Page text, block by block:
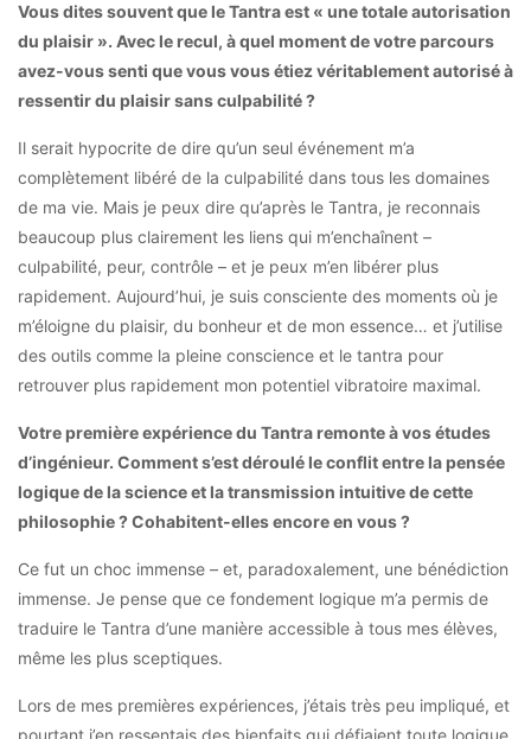
Vous dites souvent que le Tantra est « une totale autorisation
du plaisir ». Avec le recul, à quel moment de votre parcours
avez-vous senti que vous vous étiez véritablement autorisé à
ressentir du plaisir sans culpabilité ?
Il serait hypocrite de dire qu’un seul événement m’a
complètement libéré de la culpabilité dans tous les domaines
de ma vie. Mais je peux dire qu’après le Tantra, je reconnais
beaucoup plus clairement les liens qui m’enchaînent –
culpabilité, peur, contrôle – et je peux m’en libérer plus
rapidement. Aujourd’hui, je suis consciente des moments où je
m’éloigne du plaisir, du bonheur et de mon essence… et j’utilise
des outils comme la pleine conscience et le tantra pour
retrouver plus rapidement mon potentiel vibratoire maximal.
Votre première expérience du Tantra remonte à vos études
d’ingénieur. Comment s’est déroulé le conflit entre la pensée
logique de la science et la transmission intuitive de cette
philosophie ? Cohabitent-elles encore en vous ?
Ce fut un choc immense – et, paradoxalement, une bénédiction
immense. Je pense que ce fondement logique m’a permis de
traduire le Tantra d’une manière accessible à tous mes élèves,
même les plus sceptiques.
Lors de mes premières expériences, j’étais très peu impliqué, et